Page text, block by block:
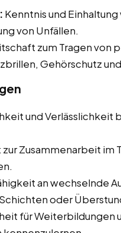
Kenntnis und
von Unfällen.
zum Tragen von
Gehörschutz
und Verlässlichkeit
Zusammenarbeit im
an wechselnde
oder
für Weiterbildungen